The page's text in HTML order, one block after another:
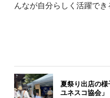
んなが自分らしく活躍でき
夏祭り出店の様
ユネスコ協会」